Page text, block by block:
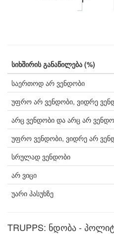
სიხშირის განაწილება (%)
საერთოდ არ ვენდობი
უფრო არ ვენდობი, ვიდრე
არც ვენდობი და არც არ
უფრო ვენდობი, ვიდრე არ
სრულად ვენდობი
არ ვიცი
უარი პასუხზე
TRUPPS: ნდობა -